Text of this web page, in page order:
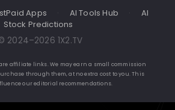
Apps · AI Tools Hub ·
AI
Stock Predictions
2024–2026 1X2.TV
affiliate links. We may earn a small commission
through them, at no extra cost to you. This
our editorial recommendations.